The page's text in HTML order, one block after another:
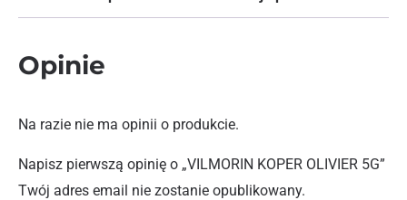
Opinie
Na razie nie ma opinii o produkcie.
Napisz pierwszą opinię o „VILMORIN KOPER OLIVIER 5G”
Twój adres email nie zostanie opublikowany.